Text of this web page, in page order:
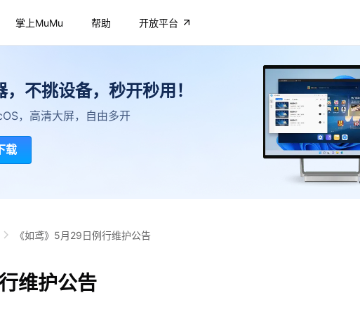
掌上MuMu 帮助 开放平台
不挑设备，秒开秒用！
，高清大屏，自由多开
载
《如鸢》5月29日例行维护公告
维护公告